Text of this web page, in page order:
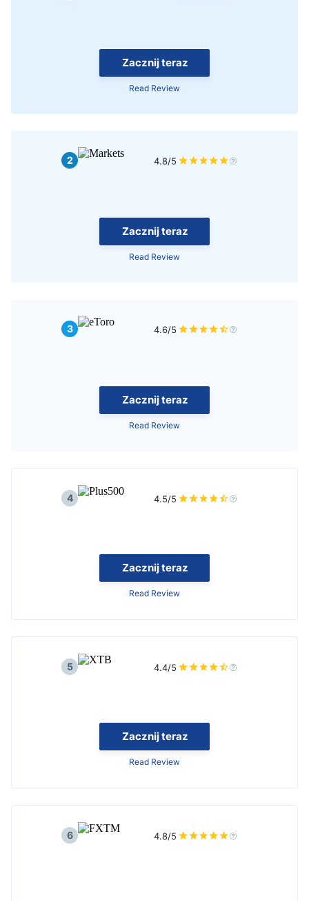
Zacznij teraz
Read Review
Zacznij teraz
Read Review
2 4.8/5
Zacznij teraz
Read Review
3 4.6/5
Zacznij teraz
Read Review
4 4.5/5
Zacznij teraz
Read Review
5 4.4/5
6 4.8/5